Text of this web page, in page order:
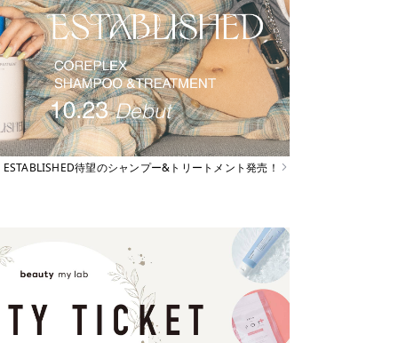
ESTABLISHED待望のシャンプー&トリートメント発売！